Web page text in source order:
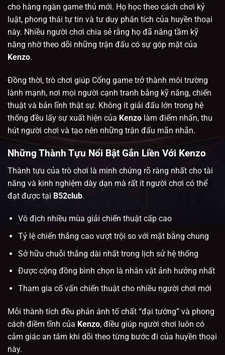
cho hàng ngàn game thủ mới. Họ học theo cách chơi kỷ
luật, phong thái tự tin và tư duy phân tích của huyền thoại
này. Nhiều người chơi chia sẻ rằng họ đã nâng tầm kỹ
năng nhờ theo dõi những trận đấu có sự góp mặt của
Kenzo.
Đồng thời, trò chơi giúp Cổng game trở thành môi trường
lành mạnh, nơi mọi người cạnh tranh bằng kỹ năng, chiến
thuật và bản lĩnh thật sự. Không ít giải đấu lớn trong hệ
thống đều lấy sự xuất hiện của Kenzo làm điểm nhấn, thu
hút người chơi và tạo nên những trận đấu mãn nhãn.
Những Thành Tựu Nổi Bật Gắn Liền Với Kenzo
Thành tựu của trò chơi là minh chứng rõ ràng nhất cho tài
năng và kinh nghiệm dày dạn mà rất ít người chơi có thể
đạt được tại B52club.
Vô địch nhiều mùa giải chiến thuật cấp cao
Tỷ lệ chiến thắng cao vượt trội so với mặt bằng chung
Sở hữu chuỗi thắng dài nhất trong lịch sử hệ thống
Được cộng đồng bình chọn là nhân vật ảnh hưởng nhất
Tham gia cố vấn chiến thuật cho nhiều người chơi mới
Mỗi thành tích đều phản ánh tố chất “đại tướng” và phong
cách điềm tĩnh của Kenzo, điều giúp người chơi luôn có
cảm giác an tâm khi dõi theo từng bước đi của huyền thoại
này.